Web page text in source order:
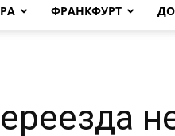
ФРАНКФУРТ